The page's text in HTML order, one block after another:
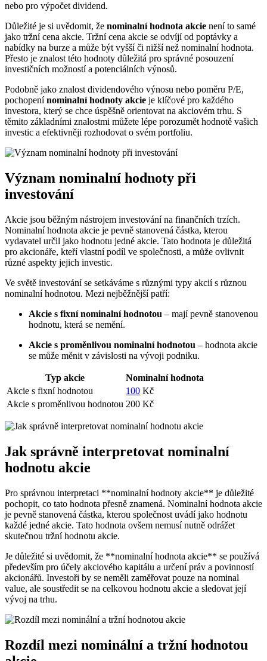
nebo pro výpočet dividend.
Důležité je si uvědomit, že nominalní hodnota akcie není to samé
jako tržní cena akcie. Tržní cena akcie se odvíjí od poptávky a
nabídky na burze a může být vyšší či nižší než nominalní hodnota.
Přesto je znalost této hodnoty důležitá pro správné posouzení
investičních možností a potenciálních výnosů.
Podobně jako znalost dividendového výnosu nebo poměru P/E,
pochopenínominalní hodnoty akcie je klíčové pro každého
investora, který se chce úspěšně orientovat na akciovém trhu. S
těmito základními znalostmi můžete lépe porozumět hodnotě vašich
investic a efektivněji rozhodovat o svém portfoliu.
Význam nominalní hodnoty při
investování
Akcie jsou běžným nástrojem investování na finančních trzích.
Nominalní hodnota akcie je pevně stanovená částka, kterou
vydavatel určil jako hodnotu jedné akcie. Tato hodnota je důležitá
pro akcionáře, kteří vlastní podíl ve společnosti, a může ovlivnit
různé aspekty jejich investic.
Ve světě investování se setkáváme s různými typy akcií s různou
nominalní hodnotou. Mezi nejběžnější patří:
Akcie s fixní nominalní hodnotou – mají pevně stanovenou
hodnotu, která se nemění.
Akcie s proměnlivou nominalní hodnotou – hodnota akcie
se může měnit v závislosti na vývoji podniku.
Typ akcie
Nominalní hodnota
Akcie s fixní hodnotou
100 Kč
Akcie s proměnlivou hodnotou 200 Kč
Jak správně interpretovat nominalní
hodnotu akcie
Pro správnou interpretaci **nominalní hodnoty akcie** je důležité
pochopit, co tato hodnota přesně znamená. Nominalní hodnota akcie
je pevně stanovená částka, kterou společnost uvádí jako hodnotu
každé jedné akcie. Tato hodnota ovšem nemusí nutně odrážet
skutečnou tržní hodnotu akcie.
Je důležité si uvědomit, že **nominalní hodnota akcie** se používá
především pro účely akciového kapitálu a určení práv a povinností
akcionářů. Investoři by se neměli zaměřovat pouze na nominal
value, ale soustředit se na celkovou hodnotu akcie a sledovat její
vývoj na trhu.
Rozdíl mezi nominální a tržní hodnotou